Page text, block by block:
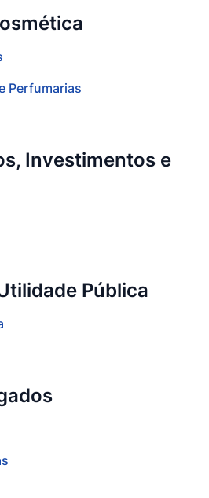
Perfumarias
Investimentos e
Pública